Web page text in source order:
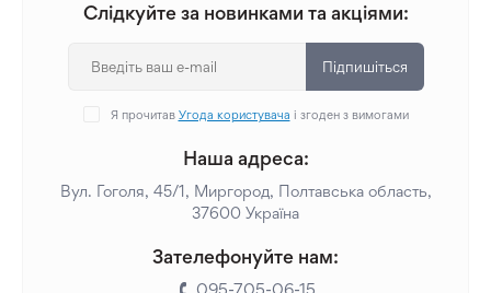
Слідкуйте за новинками та акціями:
Підпишіться
Я прочитав Угода користувача і згоден з вимогами
Наша адреса:
Вул. Гоголя, 45/1, Миргород, Полтавська область,
37600 Україна
Зателефонуйте нам: